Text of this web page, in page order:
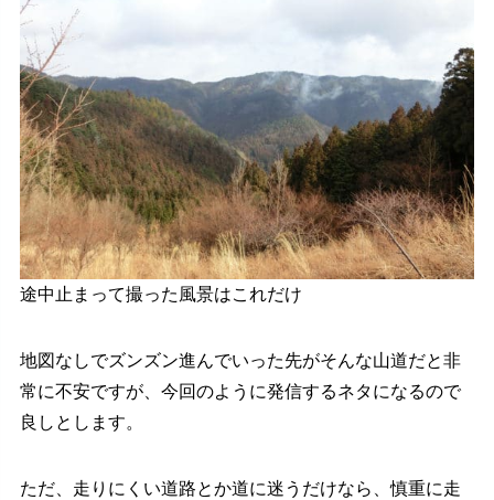
途中止まって撮った風景はこれだけ
地図なしでズンズン進んでいった先がそんな山道だと非
常に不安ですが、今回のように発信するネタになるので
良しとします。
ただ、走りにくい道路とか道に迷うだけなら、慎重に走